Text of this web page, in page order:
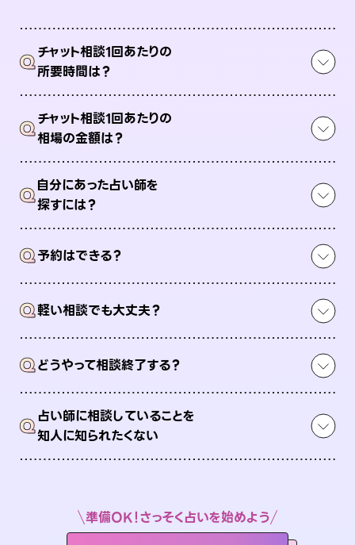
Qチャット相談1回あたりの
所要時間は？
Qチャット相談1回あたりの
相場の金額は？
Q自分にあった占い師を
探すには？
Q予約はできる？
Q軽い相談でも大丈夫？
Qどうやって相談終了する？
Q占い師に相談していることを
知人に知られたくない
準備OK！さっそく占いを始めよう